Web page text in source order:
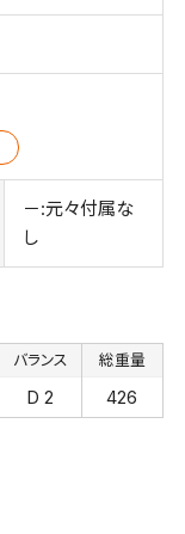
－:元々付属な
し
バランス
D 2
総重量
426